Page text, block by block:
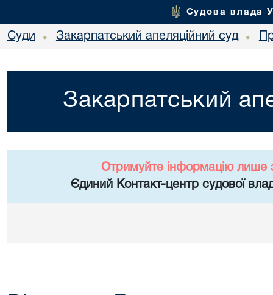
Судова влада
Суди • Закарпатський апеляційний суд •
Закарпатський
Отримуйте інформацію лише
Єдиний Контакт-центр судової